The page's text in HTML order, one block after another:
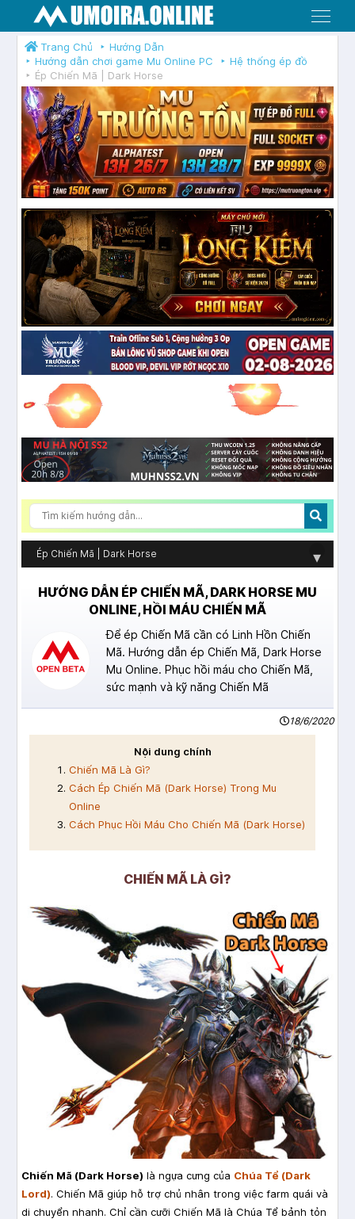
Menu
Trang Chủ
Hướng Dẫn
Hướng dẫn chơi game Mu Online PC
Hệ thống ép đồ
Ép Chiến Mã | Dark Horse
Ép Chiến Mã | Dark Horse ▾
HƯỚNG DẪN ÉP CHIẾN MÃ, DARK HORSE MU
ONLINE, HỒI MÁU CHIẾN MÃ
Để ép Chiến Mã cần có Linh Hồn Chiến
Mã. Hướng dẫn ép Chiến Mã, Dark Horse
Mu Online. Phục hồi máu cho Chiến Mã,
sức mạnh và kỹ năng Chiến Mã
18/6/2020
Nội dung chính
Chiến Mã Là Gì?
Cách Ép Chiến Mã (Dark Horse) Trong Mu
Online
Cách Phục Hồi Máu Cho Chiến Mã (Dark Horse)
CHIẾN MÃ LÀ GÌ?
Chiến Mã (Dark Horse) là ngựa cưng của Chúa Tể (Dark
Lord). Chiến Mã giúp hỗ trợ chủ nhân trong việc farm quái và
di chuyển nhanh. Chỉ cần cưỡi Chiến Mã là Chúa Tể bảnh tỏn